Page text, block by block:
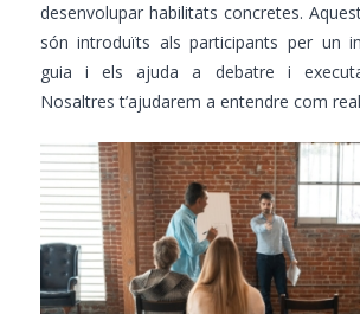
desenvolupar habilitats concretes.
són introduïts als participants per un
guia i els ajuda a debatre i
Nosaltres t’ajudarem a entendre com